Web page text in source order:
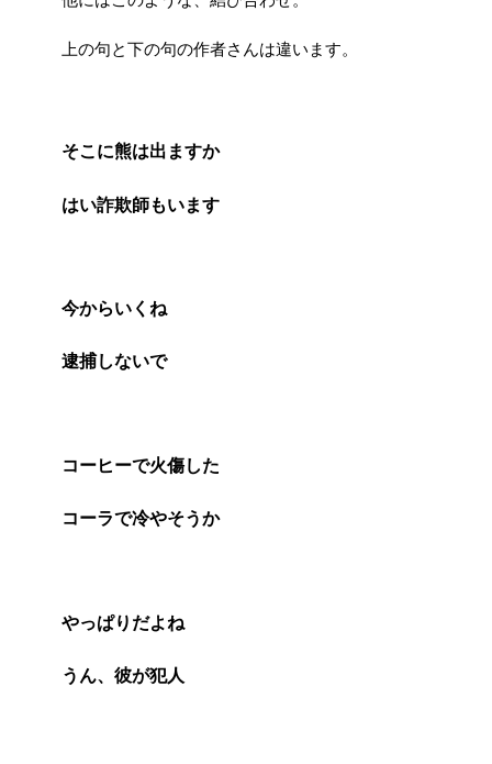
上の句と下の句の作者さんは違います。
そこに熊は出ますか
はい詐欺師もいます
今からいくね
逮捕しないで
コーヒーで火傷した
コーラで冷やそうか
やっぱりだよね
うん、彼が犯人